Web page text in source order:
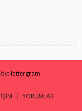
lettergram
YORUMLAR